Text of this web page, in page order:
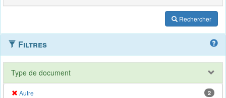
Rechercher
Filtres
Type de document
Autre 2